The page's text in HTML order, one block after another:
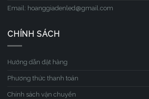
Email: hoanggiadenled@gmail.com
CHÍNH SÁCH
Hướng dẫn đặt hàng
Phương thức thanh toán
Chính sách vận chuyển